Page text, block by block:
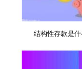
结构性存款是